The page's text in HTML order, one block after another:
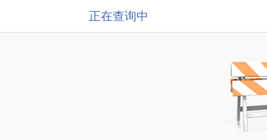
正在查询中